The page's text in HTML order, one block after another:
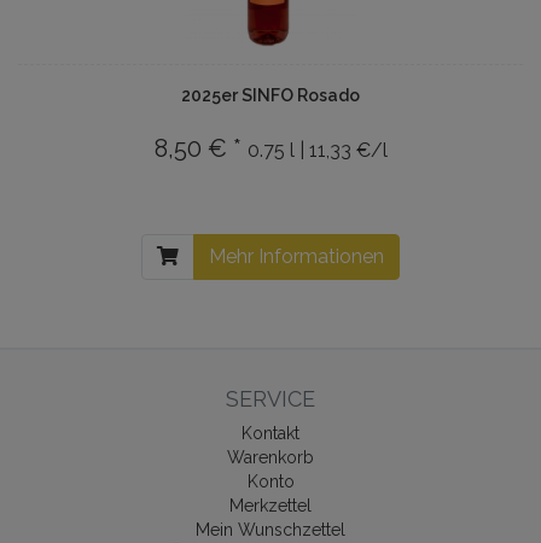
2025er SINFO Rosado
8,50 € * 0.75 l | 11,33 €/l
Mehr Informationen
SERVICE
Kontakt
Warenkorb
Konto
Merkzettel
Mein Wunschzettel